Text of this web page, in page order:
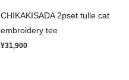
CHIKAKISADA 2pset tulle cat
embroidery tee
¥31,900